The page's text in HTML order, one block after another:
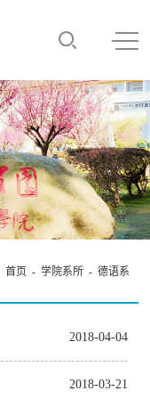
首页 - 学院系所- 德语系
2018-04-04
2018-03-21